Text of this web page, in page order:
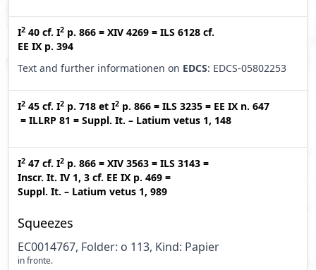
I2 40 cf. I2 p. 866 = XIV 4269 = ILS 6128 cf.
EE IX p. 394
Text and further informationen on EDCS: EDCS-05802253
I2 45 cf. I2 p. 718 et I2 p. 866 = ILS 3235 = EE IX n. 647
= ILLRP 81 = Suppl. It. – Latium vetus 1, 148
I2 47 cf. I2 p. 866 = XIV 3563 = ILS 3143 =
Inscr. It. IV 1, 3 cf. EE IX p. 469 =
Suppl. It. – Latium vetus 1, 989
Squeezes
EC0014767, Folder: o 113, Kind: Papier
in fronte.